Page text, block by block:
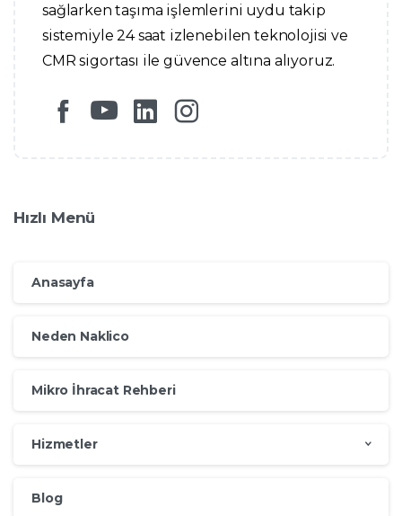
sağlarken taşıma işlemlerini uydu takip
sistemiyle 24 saat izlenebilen teknolojisi ve
CMR sigortası ile güvence altına alıyoruz.
Hızlı Menü
Anasayfa
Neden Naklico
Mikro İhracat Rehberi
Hizmetler
Blog